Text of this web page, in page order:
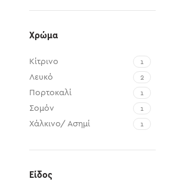
Χρώμα
Κίτρινο 1
Λευκό 2
Πορτοκαλί 1
Σομόν 1
Χάλκινο/ Ασημί 1
Είδος